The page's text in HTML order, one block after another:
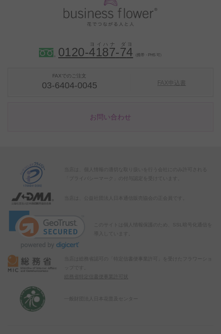
0120-4187-74 （携帯・PHS 可）
FAXでのご注文
03-6404-0045 FAX申込書
お問い合わせ
当店は、個人情報の適切な取り扱いを行う会社にのみ許可される
「プライバシーマーク」の付与認定を受けています。
当店は、公益社団法人日本通信販売協会の正会員です。
このサイトは個人情報保護のため、SSL暗号化通信を
導入しています。
当店は総務省認可の「特定信書便事業許可」を受けたフラワーショ
総務省特定信書便事業許可状